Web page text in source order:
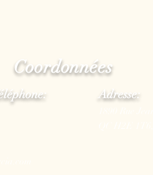
Coordonnées
Adresse: